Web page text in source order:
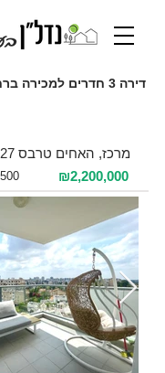
דירה 3 חדרים למכירה ברחובות
מרכז, האחים טרבס 27, רחובות, ישראל
₪2,200,000